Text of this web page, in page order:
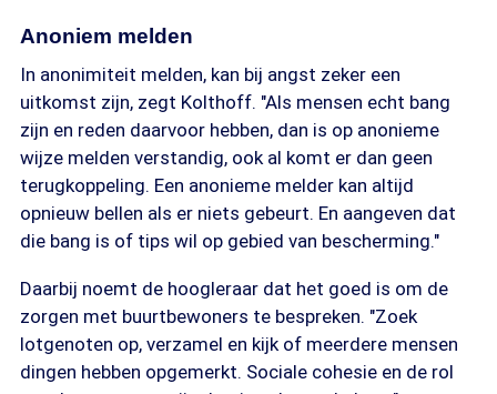
Anoniem melden
In anonimiteit melden, kan bij angst zeker een
uitkomst zijn, zegt Kolthoff. "Als mensen echt bang
zijn en reden daarvoor hebben, dan is op anonieme
wijze melden verstandig, ook al komt er dan geen
terugkoppeling. Een anonieme melder kan altijd
opnieuw bellen als er niets gebeurt. En aangeven dat
die bang is of tips wil op gebied van bescherming."
Daarbij noemt de hoogleraar dat het goed is om de
zorgen met buurtbewoners te bespreken. "Zoek
lotgenoten op, verzamel en kijk of meerdere mensen
dingen hebben opgemerkt. Sociale cohesie en de rol